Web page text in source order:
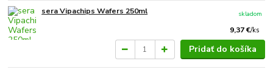
sera Vipachips Wafers 250ml
9,37 €/ks
skladom
Pridať do košíka